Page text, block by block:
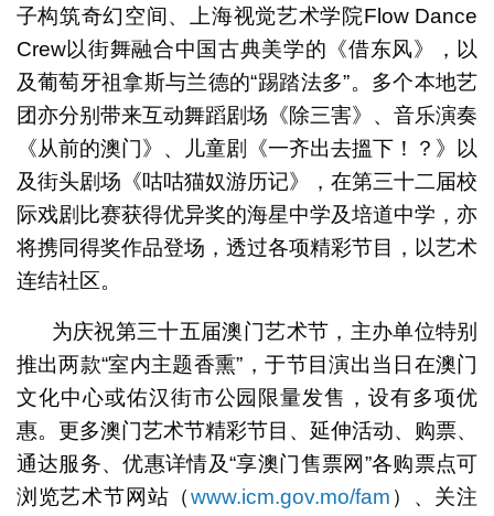
子构筑奇幻空间、上海视觉艺术学院Flow Dance
Crew以街舞融合中国古典美学的《借东风》，以
及葡萄牙祖拿斯与兰德的“踢踏法多”。多个本地艺
团亦分别带来互动舞蹈剧场《除三害》、音乐演奏
《从前的澳门》、儿童剧《一齐出去搵下！？》以
及街头剧场《咕咕猫奴游历记》，在第三十二届校
际戏剧比赛获得优异奖的海星中学及培道中学，亦
将携同得奖作品登场，透过各项精彩节目，以艺术
连结社区。
为庆祝第三十五届澳门艺术节，主办单位特别
推出两款“室内主题香熏”，于节目演出当日在澳门
文化中心或佑汉街市公园限量发售，设有多项优
惠。更多澳门艺术节精彩节目、延伸活动、购票、
通达服务、优惠详情及“享澳门售票网”各购票点可
浏览艺术节网站（www.icm.gov.mo/fam ）、关注